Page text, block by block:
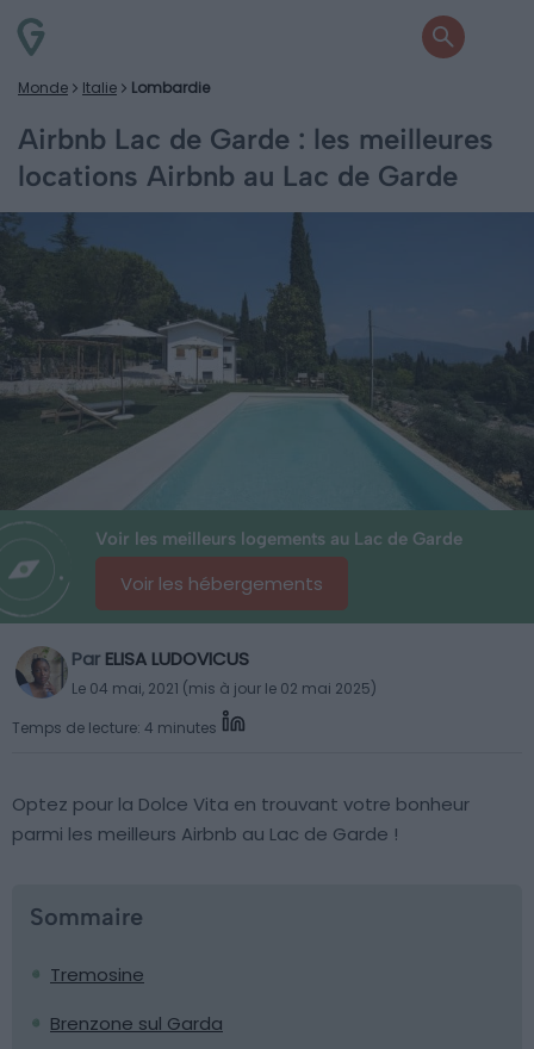
Monde Italie Lombardie
Airbnb Lac de Garde : les meilleures
locations Airbnb au Lac de Garde
Voir les meilleurs logements au Lac de Garde
Voir les hébergements
Par ELISA LUDOVICUS
Le 04 mai, 2021 (mis à jour le 02 mai 2025)
Temps de lecture: 4 minutes
Optez pour la Dolce Vita en trouvant votre bonheur
parmi les meilleurs Airbnb au Lac de Garde !
Sommaire
Tremosine
Brenzone sul Garda